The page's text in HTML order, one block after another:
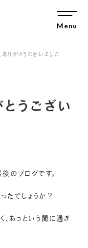
ありがとうございました
うござい
のブログです。
たでしょうか？
あっという間に過ぎ
Menu